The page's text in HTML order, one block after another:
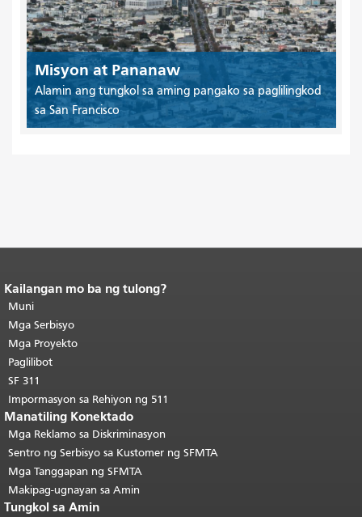
Misyon at Pananaw
Alamin ang tungkol sa aming pangako sa paglilingkod
sa San Francisco
Katapusan ng nilalaman ng
pahina.
pahinang ito ay nauulit sa bawat
pahina.Bumalik sa tuktok ng
pangunahing nilalaman
Kailangan mo ba ng tulong?
Muni
Mga Serbisyo
Mga Proyekto
Paglilibot
SF 311
Impormasyon sa Rehiyon ng 511
Manatiling Konektado
Mga Reklamo sa Diskriminasyon
Sentro ng Serbisyo sa Kustomer ng SFMTA
Mga Tanggapan ng SFMTA
Makipag-ugnayan sa Amin
Tungkol sa Amin